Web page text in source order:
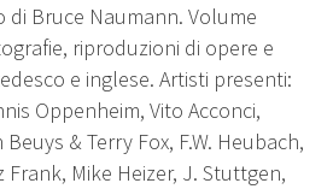
Bruce Naumann. Volume
riproduzioni di opere e
e inglese. Artisti presenti:
Oppenheim, Vito Acconci,
& Terry Fox, F.W. Heubach,
Mike Heizer, J. Stuttgen,